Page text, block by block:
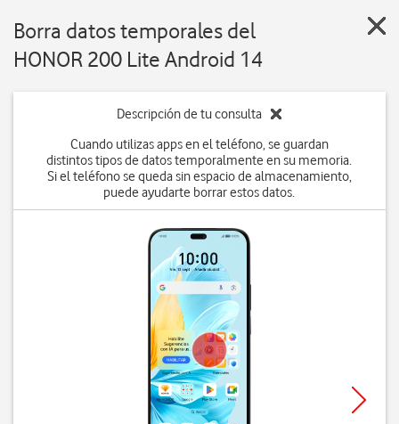
Borra datos temporales del
HONOR 200 Lite Android 14
Descripción de tu consulta
Cuando utilizas apps en el teléfono, se guardan
distintos tipos de datos temporalmente en su memoria.
Si el teléfono se queda sin espacio de almacenamiento,
puede ayudarte borrar estos datos.